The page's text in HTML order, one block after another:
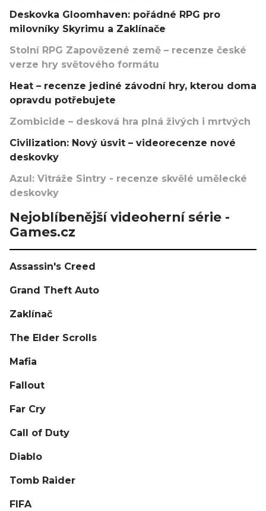
Deskovka Gloomhaven: pořádné RPG pro
milovníky Skyrimu a Zaklínače
Stolní RPG Zapovězené země – recenze české
verze hry světového formátu
Heat – recenze jediné závodní hry, kterou doma
opravdu potřebujete
Zombicide – desková hra plná živých i mrtvých
Civilization: Nový úsvit – videorecenze nové
deskovky
Azul: Vitráže Sintry - recenze skvělé umělecké
deskovky
Nejoblíbenější videoherní série -
Games.cz
Assassin's Creed
Grand Theft Auto
Zaklínač
The Elder Scrolls
Mafia
Fallout
Far Cry
Call of Duty
Diablo
Tomb Raider
FIFA